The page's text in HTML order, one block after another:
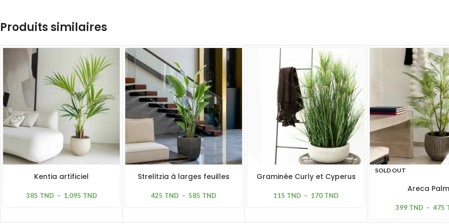
Produits similaires
Kentia artificiel
385 TND – 1,095 TND
Strelitzia à larges feuilles
425 TND – 585 TND
Graminée Curly et Cyperus
115 TND – 170 TND
SOLD OUT
Areca Palm
399 TND – 475